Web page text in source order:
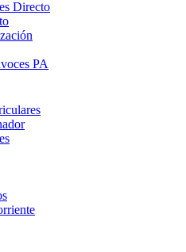
Directo
PA